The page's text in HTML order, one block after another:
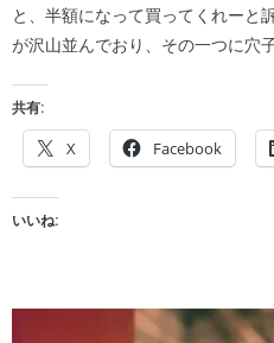
と、半額になって買ってくれーと
が沢山並んでおり、その一つに穴
共有:
X Facebook
いいね: